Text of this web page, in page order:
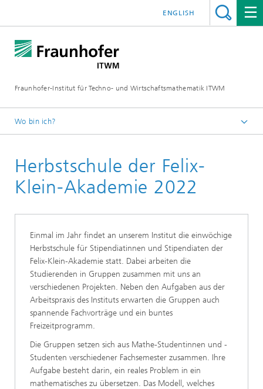
Fraunhofer-Institut für Techno- und Wirtschaftsmathematik ITWM
ENGLISH
Wo bin ich?
Jobs|Karriere
Studierende
Herbstschule der Felix-
Klein-Akademie 2022
Einmal im Jahr findet an unserem Institut die einwöchige
Herbstschule für Stipendiatinnen und Stipendiaten der
Felix-Klein-Akademie statt. Dabei arbeiten die
Studierenden in Gruppen zusammen mit uns an
verschiedenen Projekten. Neben den Aufgaben aus der
Arbeitspraxis des Instituts erwarten die Gruppen auch
spannende Fachvorträge und ein buntes
Freizeitprogramm.
Die Gruppen setzen sich aus Mathe-Studentinnen und -
Studenten verschiedener Fachsemester zusammen. Ihre
Aufgabe besteht darin, ein reales Problem in ein
mathematisches zu übersetzen. Das Modell, welches